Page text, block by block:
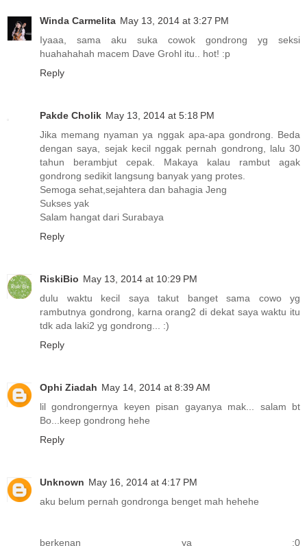
Winda Carmelita May 13, 2014 at 3:27 PM
Iyaaa, sama aku suka cowok gondrong yg seksi
huahahahah macem Dave Grohl itu.. hot! :p
Reply
Pakde Cholik May 13, 2014 at 5:18 PM
Jika memang nyaman ya nggak apa-apa gondrong. Beda
dengan saya, sejak kecil nggak pernah gondrong, lalu 30
tahun berambjut cepak. Makaya kalau rambut agak
gondrong sedikit langsung banyak yang protes.
Semoga sehat,sejahtera dan bahagia Jeng
Sukses yak
Salam hangat dari Surabaya
Reply
RiskiBio May 13, 2014 at 10:29 PM
dulu waktu kecil saya takut banget sama cowo yg
rambutnya gondrong, karna orang2 di dekat saya waktu itu
tdk ada laki2 yg gondrong... :)
Reply
Ophi Ziadah May 14, 2014 at 8:39 AM
lil gondrongernya keyen pisan gayanya mak... salam bt
Bo...keep gondrong hehe
Reply
Unknown May 16, 2014 at 4:17 PM
aku belum pernah gondronga benget mah hehehe
berkenan ya :0